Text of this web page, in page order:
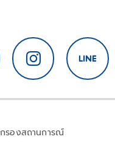
กรองสถานการณ์